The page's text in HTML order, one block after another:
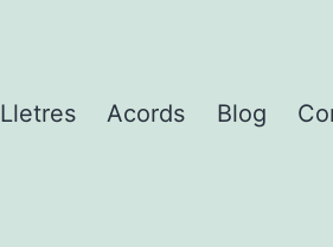
Lletres Acords Blog